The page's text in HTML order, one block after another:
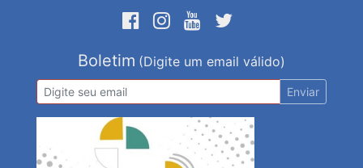
Boletim (Digite um email válido)
Enviar